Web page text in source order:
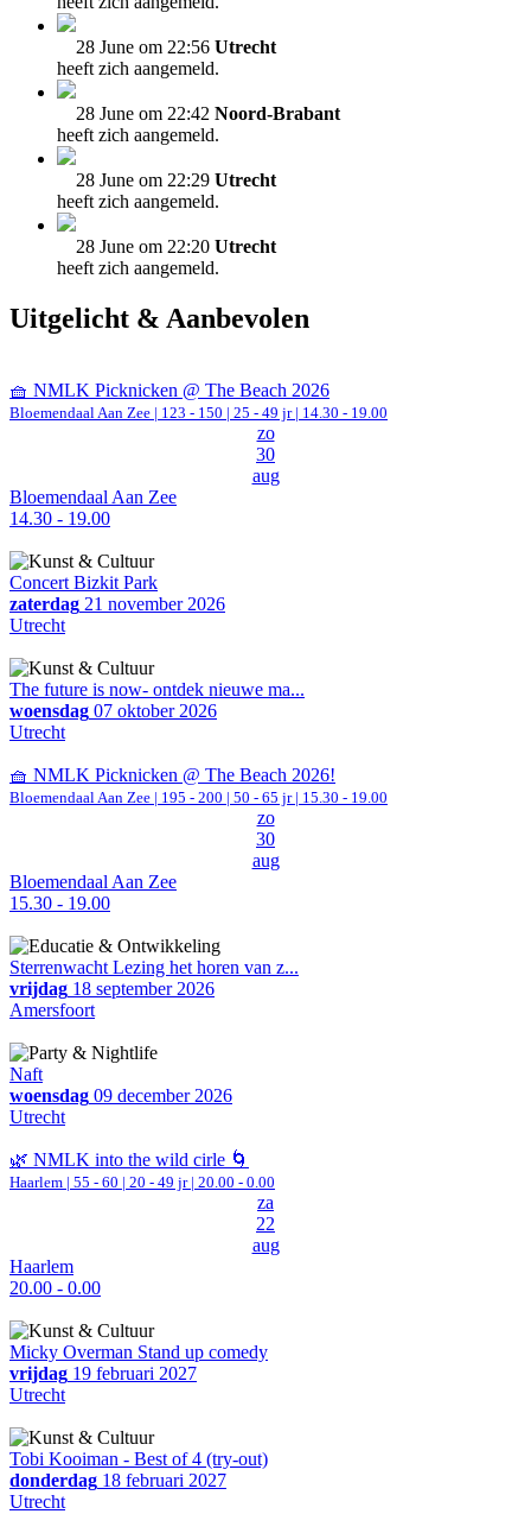
28 June om 22:56 Utrecht
heeft zich aangemeld.
28 June om 22:42 Noord-Brabant
heeft zich aangemeld.
28 June om 22:29 Utrecht
heeft zich aangemeld.
28 June om 22:20 Utrecht
heeft zich aangemeld.
Uitgelicht & Aanbevolen
🧺 NMLK Picknicken @ The Beach 2026
Bloemendaal Aan Zee | 123 - 150 | 25 - 49 jr | 14.30 - 19.00
zo
30
aug
Bloemendaal Aan Zee
14.30 - 19.00
Concert Bizkit Park
zaterdag 21 november 2026
Utrecht
The future is now- ontdek nieuwe ma...
woensdag 07 oktober 2026
Utrecht
🧺 NMLK Picknicken @ The Beach 2026!
Bloemendaal Aan Zee | 195 - 200 | 50 - 65 jr | 15.30 - 19.00
zo
30
aug
Bloemendaal Aan Zee
15.30 - 19.00
Sterrenwacht Lezing het horen van z...
vrijdag 18 september 2026
Amersfoort
Naft
woensdag 09 december 2026
Utrecht
🌿 NMLK into the wild cirle 🌀
Haarlem | 55 - 60 | 20 - 49 jr | 20.00 - 0.00
za
22
aug
Haarlem
20.00 - 0.00
Micky Overman Stand up comedy
vrijdag 19 februari 2027
Utrecht
Tobi Kooiman - Best of 4 (try-out)
donderdag 18 februari 2027
Utrecht